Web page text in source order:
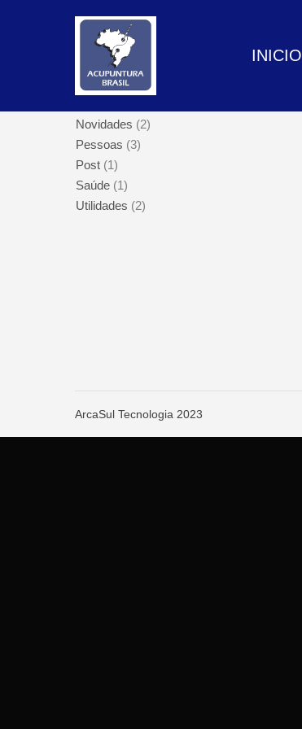
INICIO
CATEGORIAS DE POSTAGENS
Novidades (2)
Pessoas (3)
Post (1)
Saúde (1)
Utilidades (2)
ArcaSul Tecnologia 2023